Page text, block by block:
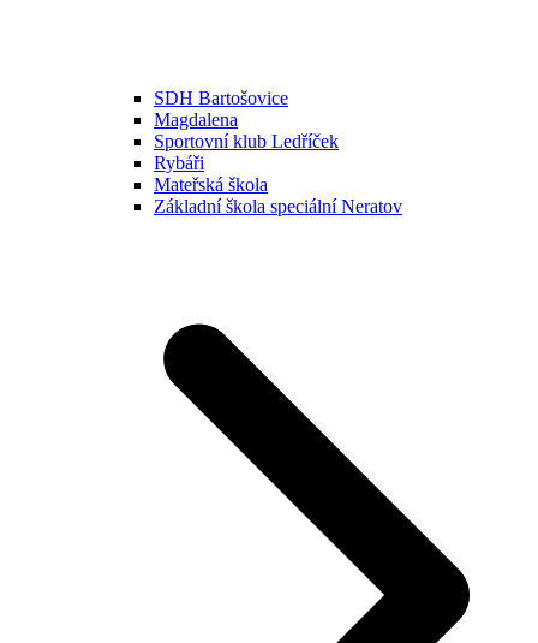
SDH Bartošovice
Magdalena
Sportovní klub Ledříček
Rybáři
Mateřská škola
Základní škola speciální Neratov